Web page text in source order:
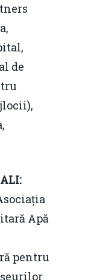
de
Apă
pentru
Martie 2016
Decembrie 2015
Mai 2015
Martie 2015
și
o Românie